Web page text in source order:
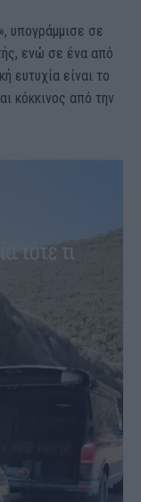
υπογράμμισε σε
ενώ σε ένα από
ευτυχία είναι το
κόκκινος από την